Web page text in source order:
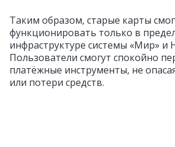
Таким образом, старые карты
функционировать только в
инфраструктуре системы «Мир» и
Пользователи смогут спокойно
платёжные инструменты, не
или потери средств.